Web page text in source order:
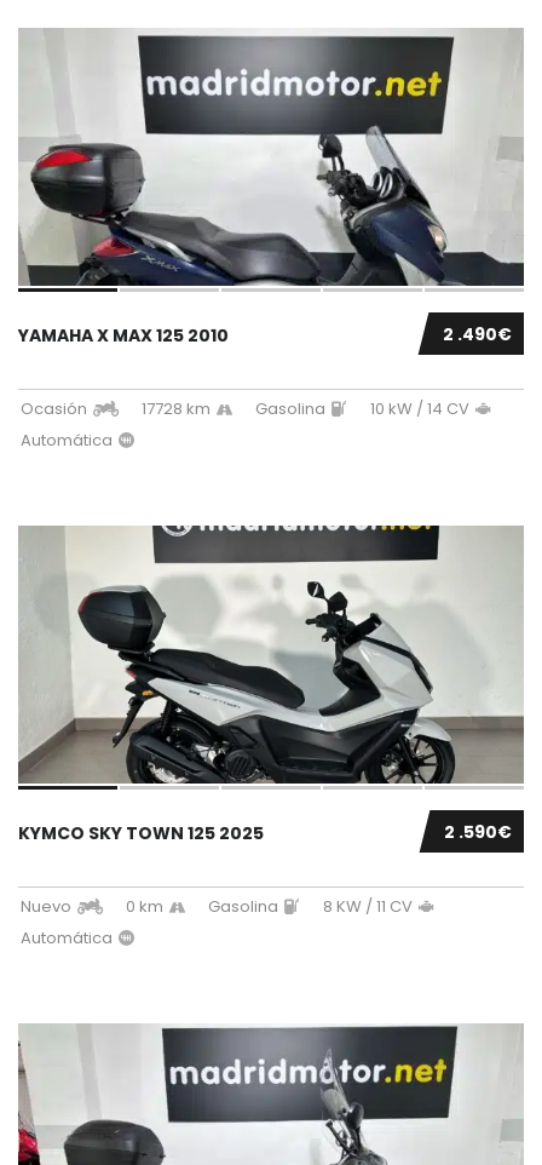
2 .490€
YAMAHA X MAX 125 2010
Ocasión 17728 km Gasolina
10 kW / 14 CV
Automática
2 .590€
KYMCO SKY TOWN 125 2025
Nuevo 0 km Gasolina
8 KW / 11 CV
Automática